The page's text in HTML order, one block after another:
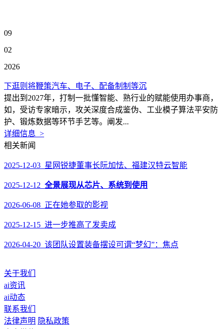
09
02
2026
下逛则将鞭策汽车、电子、配备制制等沉
提出到2027年，打制一批懂智能、熟行业的赋能使用办事商，
如，受访专家暗示，攻关深度合成鉴伪、工业模子算法平安防
护、锻炼数据等环节手艺等。阐发...
详细信息 >
相关新闻
2025-12-03 星网锐捷董事长阮加怯、福建汉特云智能
2025-12-12 全景展现从芯片、系统到使用
2026-06-08 正在她参取的影视
2025-12-15 进一步推高了发卖成
2026-04-20 该团队设置装备摆设可谓“梦幻”：焦点
关于我们
ai资讯
ai动态
联系我们
法律声明 隐私政策